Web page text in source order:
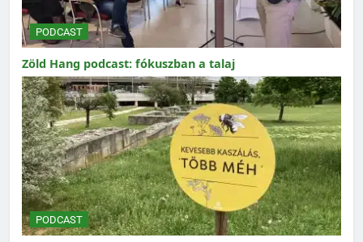
PODCAST
Zöld Hang podcast: fókuszban a talaj
PODCAST